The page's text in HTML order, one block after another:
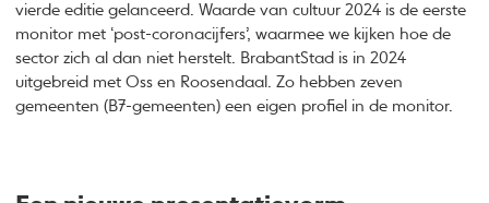
vierde editie gelanceerd. Waarde van cultuur 2024 is de eerste
monitor met ‘post-coronacijfers’, waarmee we kijken hoe de
sector zich al dan niet herstelt. BrabantStad is in 2024
uitgebreid met Oss en Roosendaal. Zo hebben zeven
gemeenten (B7-gemeenten) een eigen profiel in de monitor.